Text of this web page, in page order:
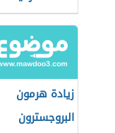
زيادة هرمون
البروجسترون